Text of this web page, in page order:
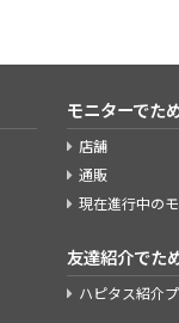
モニターでた
店舗
通販
現在進行中の
友達紹介でた
ハピタス紹介